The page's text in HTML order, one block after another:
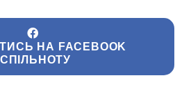
НА FACEBOOK
СПІЛЬНОТУ